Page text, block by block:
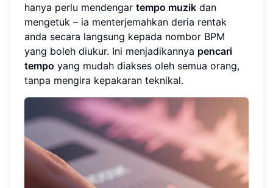
hanya perlu mendengar tempo muzik dan
mengetuk – ia menterjemahkan deria rentak
anda secara langsung kepada nombor BPM
yang boleh diukur. Ini menjadikannya pencari
tempo yang mudah diakses oleh semua orang,
tanpa mengira kepakaran teknikal.